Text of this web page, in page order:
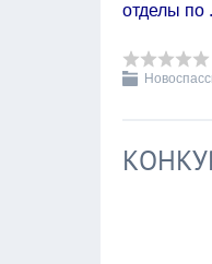
отделы по